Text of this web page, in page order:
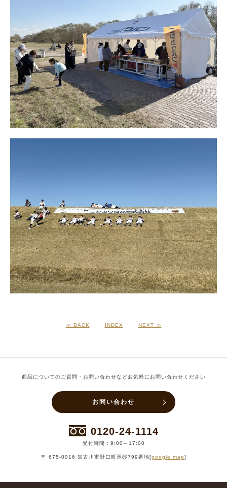
≪ BACK INDEX NEXT ≫
商品についてのご質問・お問い合わせなどお気軽にお問い合わせください
お問い合わせ
0120-24-1114
受付時間：9:00～17:00
〒 675-0016 加古川市野口町長砂799番地[google map]